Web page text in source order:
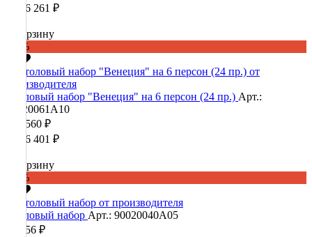
1 186 261 ₽
В корзину
-60%
Столовый набор "Венеция" на 6 персон (24 пр.) Арт.:
90020061А10
442 560 ₽
1 106 401 ₽
В корзину
-60%
Столовый набор Арт.: 90020040А05
42 856 ₽